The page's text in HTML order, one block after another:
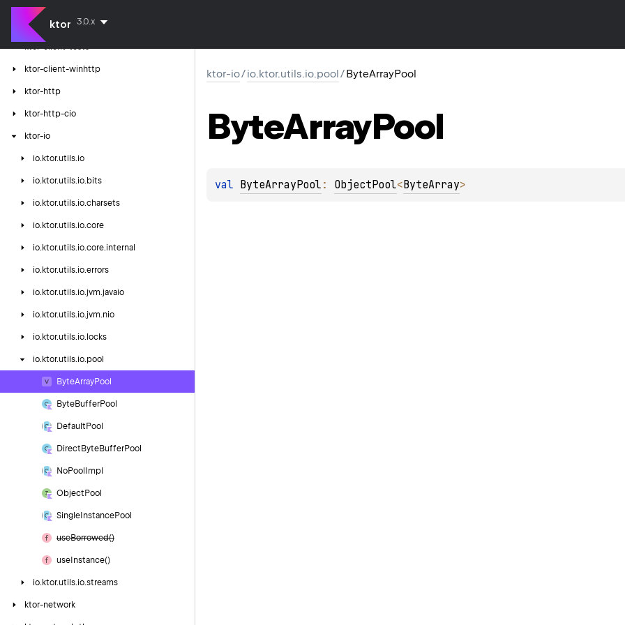
ktor 3.0.x
ktor-client-resources
ktor-client-tests
ktor-client-winhttp
ktor-http
ktor-http-cio
ktor-io
io. ktor.utils.io
io. ktor.utils.io. bits
io. ktor.utils.io.charsets
io. ktor.utils.io.core
io. ktor.utils.io.core.internal
io. ktor.utils.io.errors
io. ktor.utils.io.jvm.javaio
io. ktor.utils.io.jvm.nio
io. ktor.utils.io. locks
io. ktor.utils.io.pool
ByteArrayPool
ByteBufferPool
Default Pool
Direct ByteBufferPool
NoPool Impl
Object Pool
Single InstancePool
useBorrowed()
use Instance()
io. ktor.utils.io.streams
ktor-network
ktor-io/io.ktor.utils.io.pool/ByteArrayPool
ByteArrayPool
val ByteArrayPool : ObjectPool<ByteArray>